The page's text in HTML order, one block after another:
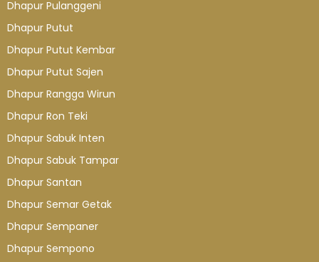
Dhapur Pulanggeni
Dhapur Putut
Dhapur Putut Kembar
Dhapur Putut Sajen
Dhapur Rangga Wirun
Dhapur Ron Teki
Dhapur Sabuk Inten
Dhapur Sabuk Tampar
Dhapur Santan
Dhapur Semar Getak
Dhapur Sempaner
Dhapur Sempono